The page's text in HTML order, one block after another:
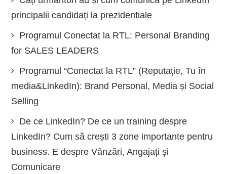
principalii candidați la prezidențiale
Programul Conectat la RTL: Personal Branding
for SALES LEADERS
Programul “Conectat la RTL” (Reputație, Tu în
media&LinkedIn): Brand Personal, Media și Social
Selling
De ce LinkedIn? De ce un training despre
LinkedIn? Cum să crești 3 zone importante pentru
business. E despre Vânzări, Angajați și
Comunicare